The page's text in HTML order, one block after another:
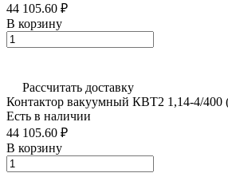
44 105.60 ₽
В корзину
Рассчитать доставку
Контактор вакуумный КВТ2 1,14-4/
Есть в наличии
44 105.60 ₽
В корзину